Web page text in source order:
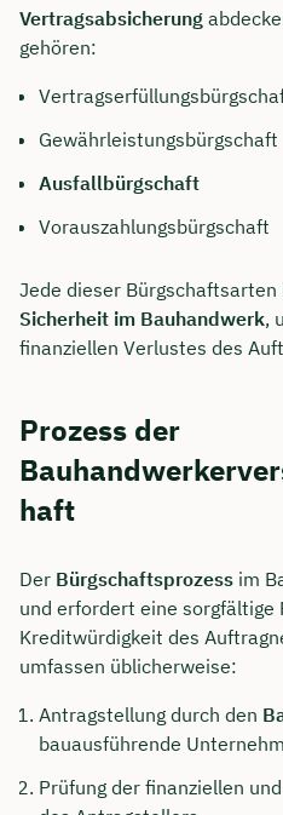
Vertragsabsicherung
gehören:
Gewährleistungsbürgschaft
Ausfallbürgschaft
Vorauszahlungsbürgschaft
Jede dieser
Sicherheit im Bauhandwerk,
finanziellen Verlustes des
Prozess der
haft
Der Bürgschaftsprozess im
und erfordert eine sorgfältige
Kreditwürdigkeit des
umfassen üblicherweise:
Antragstellung durch den
bauausführende
Prüfung der finanziellen